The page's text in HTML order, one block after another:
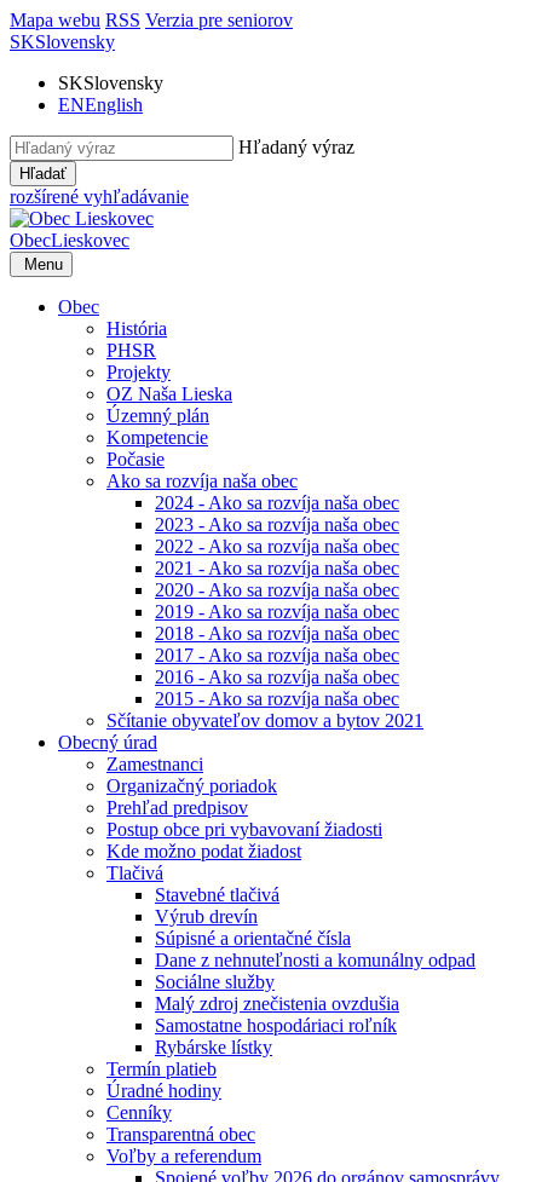
Mapa webu RSS Verzia pre seniorov
SKSlovensky
SKSlovensky
ENEnglish
Hľadaný výraz
Hľadať
rozšírené vyhľadávanie
ObecLieskovec
Menu
Obec
História
PHSR
Projekty
OZ Naša Lieska
Územný plán
Kompetencie
Počasie
Ako sa rozvíja naša obec
2024 - Ako sa rozvíja naša obec
2023 - Ako sa rozvíja naša obec
2022 - Ako sa rozvíja naša obec
2021 - Ako sa rozvíja naša obec
2020 - Ako sa rozvíja naša obec
2019 - Ako sa rozvíja naša obec
2018 - Ako sa rozvíja naša obec
2017 - Ako sa rozvíja naša obec
2016 - Ako sa rozvíja naša obec
2015 - Ako sa rozvíja naša obec
Sčítanie obyvateľov domov a bytov 2021
Obecný úrad
Zamestnanci
Organizačný poriadok
Prehľad predpisov
Postup obce pri vybavovaní žiadosti
Kde možno podat žiadost
Tlačivá
Stavebné tlačivá
Výrub drevín
Súpisné a orientačné čísla
Dane z nehnuteľnosti a komunálny odpad
Sociálne služby
Malý zdroj znečistenia ovzdušia
Samostatne hospodáriaci roľník
Rybárske lístky
Termín platieb
Úradné hodiny
Cenníky
Transparentná obec
Voľby a referendum
Spojené voľby 2026 do orgánov samosprávy